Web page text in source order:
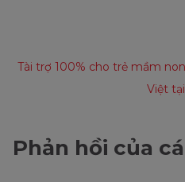
Tài trợ 100% cho trẻ mầm
Việt
Phản hồi của